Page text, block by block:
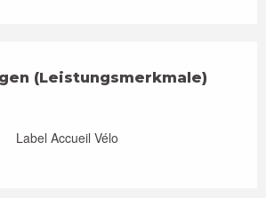
(Leistungsmerkmale)
(Leistungsmerkmale)
Label Accueil Vélo